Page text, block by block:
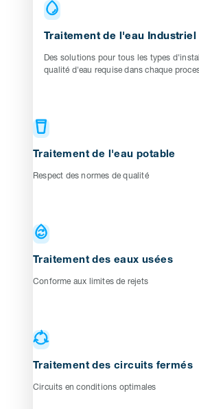
Traitement de l'eau Industriel
Des solutions pour tous les types
qualité d'eau requise dans chaque
Traitement de l'eau potable
Respect des normes de qualité
Traitement des eaux usées
Conforme aux limites de rejets
Traitement des circuits fermés
Circuits en conditions optimales